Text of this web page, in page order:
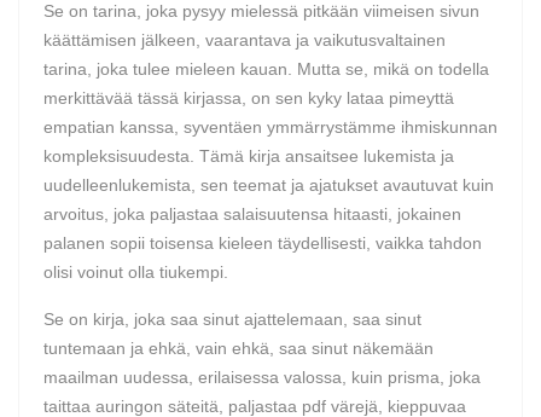
Se on tarina, joka pysyy mielessä pitkään viimeisen sivun
käättämisen jälkeen, vaarantava ja vaikutusvaltainen
tarina, joka tulee mieleen kauan. Mutta se, mikä on todella
merkittävää tässä kirjassa, on sen kyky lataa pimeyttä
empatian kanssa, syventäen ymmärrystämme ihmiskunnan
kompleksisuudesta. Tämä kirja ansaitsee lukemista ja
uudelleenlukemista, sen teemat ja ajatukset avautuvat kuin
arvoitus, joka paljastaa salaisuutensa hitaasti, jokainen
palanen sopii toisensa kieleen täydellisesti, vaikka tahdon
olisi voinut olla tiukempi.
Se on kirja, joka saa sinut ajattelemaan, saa sinut
tuntemaan ja ehkä, vain ehkä, saa sinut näkemään
maailman uudessa, erilaisessa valossa, kuin prisma, joka
taittaa auringon säteitä, paljastaa pdf värejä, kieppuvaa